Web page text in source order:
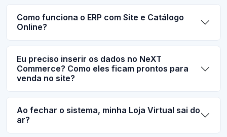
Como funciona o ERP com Site e Catálogo
Online?
Eu preciso inserir os dados no NeXT
Commerce? Como eles ficam prontos para
venda no site?
Ao fechar o sistema, minha Loja Virtual sai do
ar?